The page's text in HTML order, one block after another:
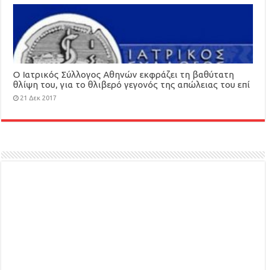
O Ιατρικός Σύλλογος Αθηνών εκφράζει τη βαθύτατη
θλίψη του, για το θλιβερό γεγονός της απώλειας του επί
12ετία διατελέσαντα Προέδρου του ΙΣΑ Χρήστου
21 Δεκ 2017